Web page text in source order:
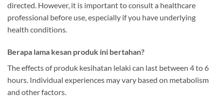
directed. However, it is important to consult a healthcare
professional before use, especially if you have underlying
health conditions.
Berapa lama kesan produk ini bertahan?
The effects of produk kesihatan lelaki can last between 4 to 6
hours. Individual experiences may vary based on metabolism
and other factors.